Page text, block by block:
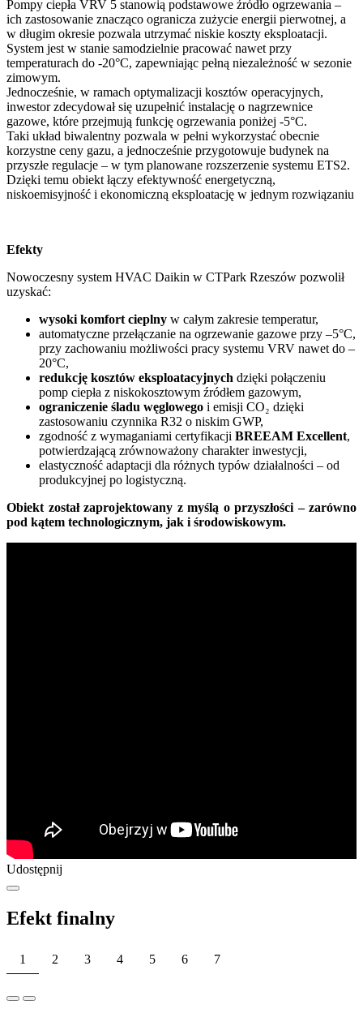
Pompy ciepła VRV 5 stanowią podstawowe źródło ogrzewania –
ich zastosowanie znacząco ogranicza zużycie energii pierwotnej, a
w długim okresie pozwala utrzymać niskie koszty eksploatacji.
System jest w stanie samodzielnie pracować nawet przy
temperaturach do -20°C, zapewniając pełną niezależność w sezonie
zimowym.
Jednocześnie, w ramach optymalizacji kosztów operacyjnych,
inwestor zdecydował się uzupełnić instalację o nagrzewnice
gazowe, które przejmują funkcję ogrzewania poniżej -5°C.
Taki układ biwalentny pozwala w pełni wykorzystać obecnie
korzystne ceny gazu, a jednocześnie przygotowuje budynek na
przyszłe regulacje – w tym planowane rozszerzenie systemu ETS2.
Dzięki temu obiekt łączy efektywność energetyczną,
niskoemisyjność i ekonomiczną eksploatację w jednym rozwiązaniu
Efekty
Nowoczesny system HVAC Daikin w CTPark Rzeszów pozwolił
uzyskać:
wysoki komfort cieplny w całym zakresie temperatur,
automatyczne przełączanie na ogrzewanie gazowe przy –5°C,
przy zachowaniu możliwości pracy systemu VRV nawet do –
20°C,
redukcję kosztów eksploatacyjnych dzięki połączeniu
pomp ciepła z niskokosztowym źródłem gazowym,
ograniczenie śladu węglowego i emisji CO₂ dzięki
zastosowaniu czynnika R32 o niskim GWP,
zgodność z wymaganiami certyfikacji BREEAM Excellent,
potwierdzającą zrównoważony charakter inwestycji,
elastyczność adaptacji dla różnych typów działalności – od
produkcyjnej po logistyczną.
Obiekt został zaprojektowany z myślą o przyszłości – zarówno
pod kątem technologicznym, jak i środowiskowym.
Udostępnij
Efekt finalny
1 2 3 4 5 6 7